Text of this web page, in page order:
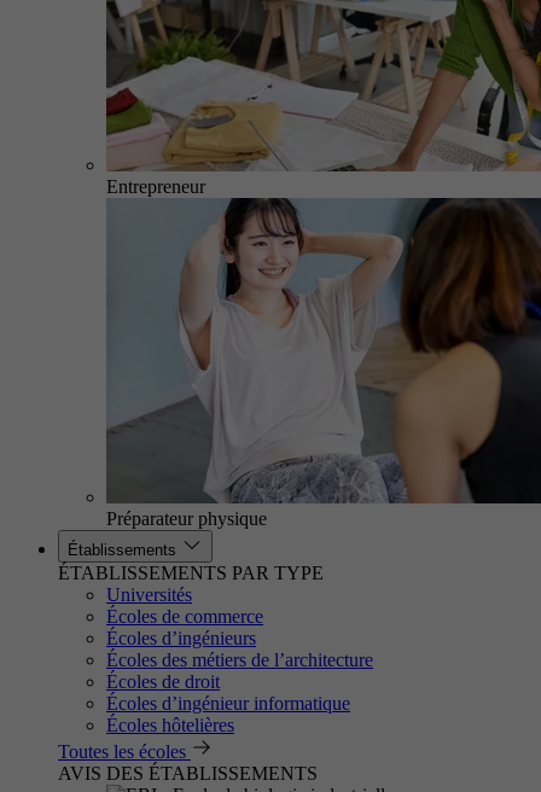
Entrepreneur
Préparateur physique
Établissements
ÉTABLISSEMENTS PAR TYPE
Universités
Écoles de commerce
Écoles d’ingénieurs
Écoles des métiers de l’architecture
Écoles de droit
Écoles d’ingénieur informatique
Écoles hôtelières
Toutes les écoles
AVIS DES ÉTABLISSEMENTS